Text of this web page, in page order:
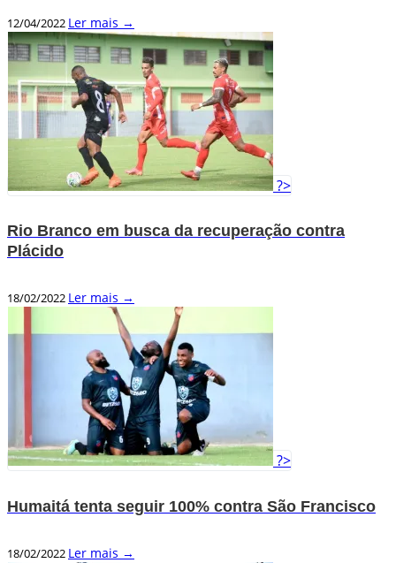
12/04/2022 Ler mais →
?>
Rio Branco em busca da recuperação contra
Plácido
18/02/2022 Ler mais →
?>
Humaitá tenta seguir 100% contra São Francisco
18/02/2022 Ler mais →